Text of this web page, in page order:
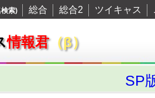
索) 総合 総合2 ツイキャス
情報君（β）
SP